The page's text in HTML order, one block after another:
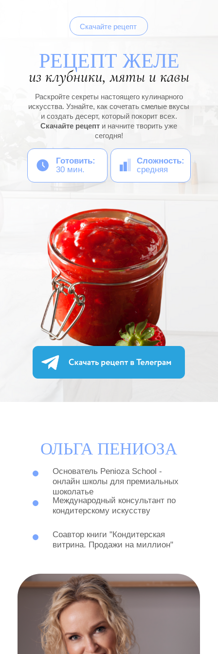
Раскройте секреты настоящего кулинарного
искусства. Узнайте, как сочетать смелые вкусы
и создать десерт, который покорит всех.
сегодня!
Готовить:
30 мин.
Сложность:
средняя
Скачайте рецепт
ОЛЬГА ПЕНИОЗА
Основатель Penioza School -
онлайн школы для премиальных
Международный консультант по
кондитерскому искусству
ОТЗЫВЫ